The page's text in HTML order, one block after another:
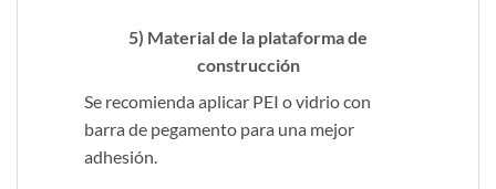
5) Material de la plataforma de
construcción
Se recomienda aplicar PEI o vidrio con
barra de pegamento para una mejor
adhesión.